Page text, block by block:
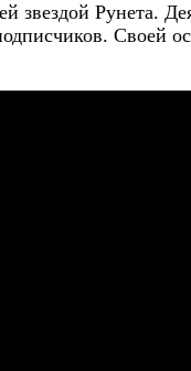
звездой Рунета.
Своей